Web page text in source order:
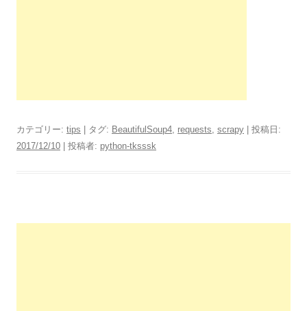
カテゴリー: tips | タグ: BeautifulSoup4, requests, scrapy | 投稿日:
2017/12/10
投稿者: python-tksssk